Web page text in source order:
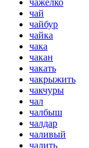
чай
чайбур
чайка
чака
чакан
чакать
чакрыжить
чакчуры
чал
чалбыш
чалдар
чаливый
чалить